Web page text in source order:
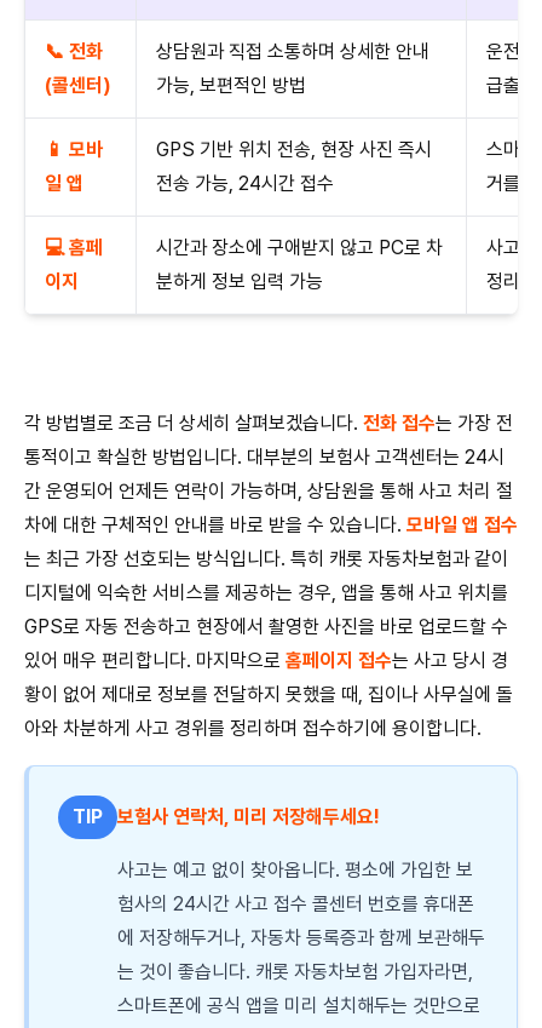
📞 전화
(콜센터)
상담원과 직접 소통하며 상세한 안내
가능, 보편적인 방법
운전
급출동
📱 모바
일 앱
GPS 기반 위치 전송, 현장 사진 즉시
전송 가능, 24시간 접수
스마트
거를
💻 홈페
이지
시간과 장소에 구애받지 않고 PC로 차
분하게 정보 입력 가능
사고
정리해
각 방법별로 조금 더 상세히 살펴보겠습니다. 전화 접수는 가장 전
통적이고 확실한 방법입니다. 대부분의 보험사 고객센터는 24시
간 운영되어 언제든 연락이 가능하며, 상담원을 통해 사고 처리 절
차에 대한 구체적인 안내를 바로 받을 수 있습니다. 모바일 앱 접수
는 최근 가장 선호되는 방식입니다. 특히 캐롯 자동차보험과 같이
디지털에 익숙한 서비스를 제공하는 경우, 앱을 통해 사고 위치를
GPS로 자동 전송하고 현장에서 촬영한 사진을 바로 업로드할 수
있어 매우 편리합니다. 마지막으로 홈페이지 접수는 사고 당시 경
황이 없어 제대로 정보를 전달하지 못했을 때, 집이나 사무실에 돌
아와 차분하게 사고 경위를 정리하며 접수하기에 용이합니다.
TIP 보험사 연락처, 미리 저장해두세요!
사고는 예고 없이 찾아옵니다. 평소에 가입한 보
험사의 24시간 사고 접수 콜센터 번호를 휴대폰
에 저장해두거나, 자동차 등록증과 함께 보관해두
는 것이 좋습니다. 캐롯 자동차보험 가입자라면,
스마트폰에 공식 앱을 미리 설치해두는 것만으로